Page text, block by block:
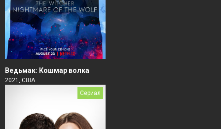
Ведьмак: Кошмар волка
2021, США
Сериал